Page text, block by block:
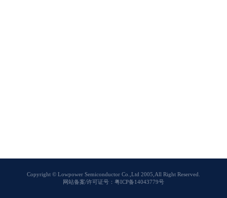
Copyright © Lowpower Semiconductor Co.,Ltd 2005,All Right Reserved.
网站备案/许可证号：粤ICP备14043779号